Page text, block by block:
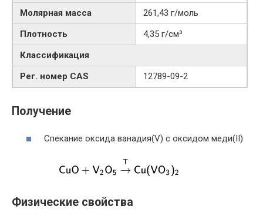
Молярная масса
261,43 г/моль
Плотность
4,35 г/см³
Классификация
Рег. номер CAS
12789-09-2
Получение
Спекание оксида ванадия(V) с оксидом меди(II)
Физические свойства